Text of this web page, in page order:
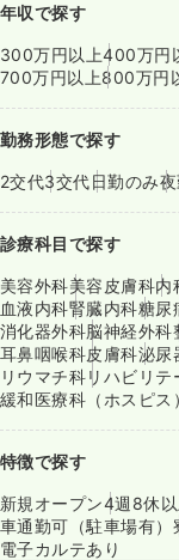
年収で探す
300万円以上400万円
700万円以上800万円
勤務形態で探す
2交代3交代日勤のみ
診療科目で探す
美容外科美容皮膚科内
血液内科腎臓内科糖尿
消化器外科脳神経外科
耳鼻咽喉科皮膚科泌尿
リウマチ科リハビリ
緩和医療科（ホスピス）
特徴で探す
新規オープン4週8休以
車通勤可（駐車場有）
電子カルテあり